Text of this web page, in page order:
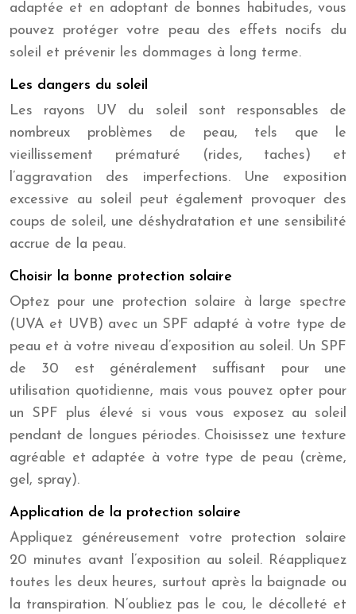
adaptée et en adoptant de bonnes habitudes, vous
pouvez protéger votre peau des effets nocifs du
soleil et prévenir les dommages à long terme.
Les dangers du soleil
Les rayons UV du soleil sont responsables de
nombreux problèmes de peau, tels que le
vieillissement prématuré (rides, taches) et
l’aggravation des imperfections. Une exposition
excessive au soleil peut également provoquer des
coups de soleil, une déshydratation et une sensibilité
accrue de la peau.
Choisir la bonne protection solaire
Optez pour une protection solaire à large spectre
(UVA et UVB) avec un SPF adapté à votre type de
peau et à votre niveau d’exposition au soleil. Un SPF
de 30 est généralement suffisant pour une
utilisation quotidienne, mais vous pouvez opter pour
un SPF plus élevé si vous vous exposez au soleil
pendant de longues périodes. Choisissez une texture
agréable et adaptée à votre type de peau (crème,
gel, spray).
Application de la protection solaire
Appliquez généreusement votre protection solaire
20 minutes avant l’exposition au soleil. Réappliquez
toutes les deux heures, surtout après la baignade ou
la transpiration. N’oubliez pas le cou, le décolleté et